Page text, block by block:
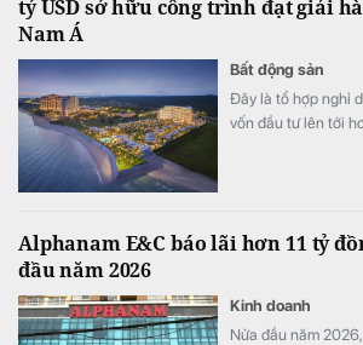
tỷ USD sở hữu công trình đạt giải
Nam Á
Bất động sản
Đây là tổ hợp nghỉ
vốn đầu tư lên tới
Alphanam E&C báo lãi hơn 11 tỷ
đầu năm 2026
Kinh doanh
Nửa đầu năm